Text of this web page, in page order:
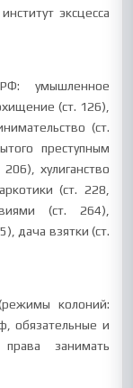
эксцесса
умышленное
(ст. 126),
(ст.
преступным
хулиганство
(ст. 228,
(ст. 264),
дача взятки (ст.
колоний:
обязательные и
занимать